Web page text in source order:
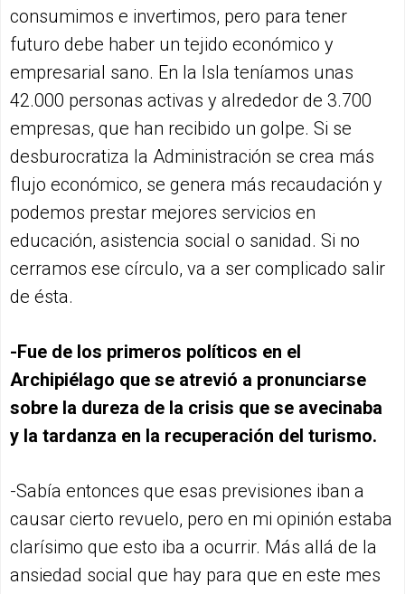
consumimos e invertimos, pero para tener
futuro debe haber un tejido económico y
empresarial sano. En la Isla teníamos unas
42.000 personas activas y alrededor de 3.700
empresas, que han recibido un golpe. Si se
desburocratiza la Administración se crea más
flujo económico, se genera más recaudación y
podemos prestar mejores servicios en
educación, asistencia social o sanidad. Si no
cerramos ese círculo, va a ser complicado salir
de ésta.
-Fue de los primeros políticos en el
Archipiélago que se atrevió a pronunciarse
sobre la dureza de la crisis que se avecinaba
y la tardanza en la recuperación del turismo.
-Sabía entonces que esas previsiones iban a
causar cierto revuelo, pero en mi opinión estaba
clarísimo que esto iba a ocurrir. Más allá de la
ansiedad social que hay para que en este mes